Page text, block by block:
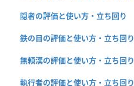
隠者の評価と使い方・立ち回り
鉄の目の評価と使い方・立ち回り
無頼漢の評価と使い方・立ち回り
執行者の評価と使い方・立ち回り